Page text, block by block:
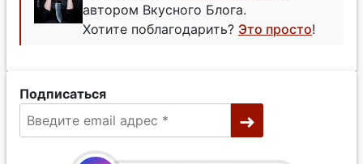
автором Вкусного Блога.
Хотите поблагодарить? Это просто!
Подписаться